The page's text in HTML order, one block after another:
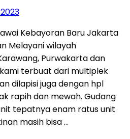
Kebayoran Baru Jakarta
Melayani wilayah
Purwakarta dan
terbuat dari multiplek
dilapisi juga dengan hpl
rapih dan mewah. Gudang
tepatnya enam ratus unit
masih bisa …